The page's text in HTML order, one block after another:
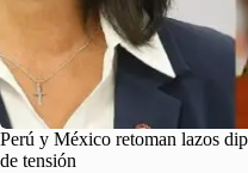
Perú y México retoman lazos
de tensión